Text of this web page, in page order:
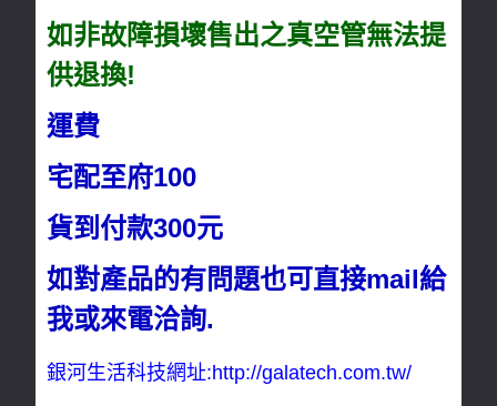
如非故障損壞售出之真空管無法提
供退換!
運費
宅配至府100
貨到付款300元
如對產品的有問題也可直接mail給
我或來電洽詢.
銀河生活科技網址:http://galatech.com.tw/